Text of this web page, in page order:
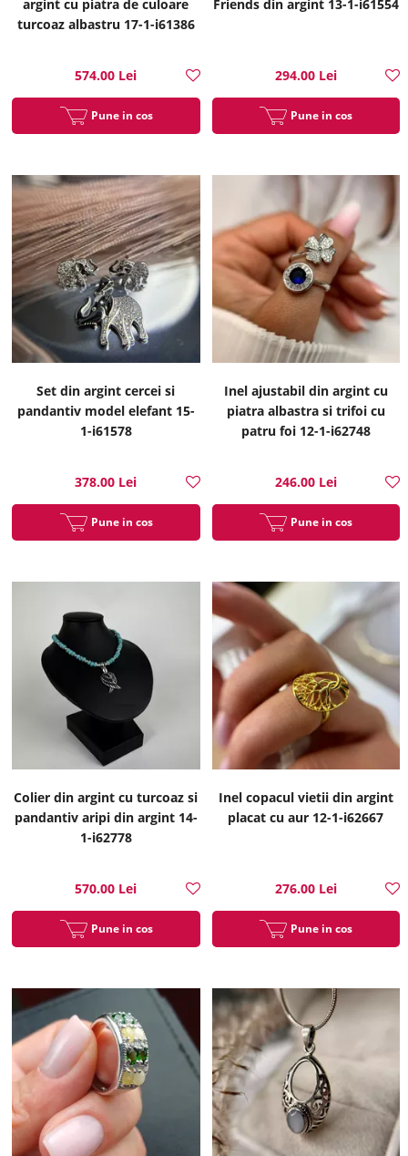
argint cu piatra de culoare
turcoaz albastru 17-1-i61386
574.00 Lei
Pune in cos
Friends din argint 13-1-i61554
294.00 Lei
Pune in cos
Set din argint cercei si
pandantiv model elefant 15-
1-i61578
378.00 Lei
Pune in cos
Inel ajustabil din argint cu
piatra albastra si trifoi cu
patru foi 12-1-i62748
246.00 Lei
Pune in cos
Colier din argint cu turcoaz si
pandantiv aripi din argint 14-
1-i62778
570.00 Lei
Pune in cos
Inel copacul vietii din argint
placat cu aur 12-1-i62667
276.00 Lei
Pune in cos